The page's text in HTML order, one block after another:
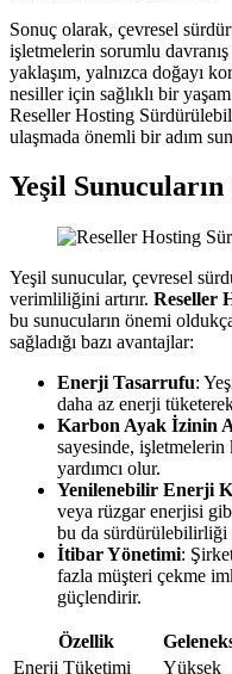
Sonuç olarak, çevresel
işletmelerin sorumlu
yaklaşım, yalnızca doğayı
nesiller için sağlıklı bir
Reseller Hosting
ulaşmada önemli bir adım
Yeşil
Yeşil sunucular, çevresel
verimliliğini artırır. Reseller
bu sunucuların önemi
sağladığı bazı avantajlar:
Enerji Tasarrufu:
daha az enerji
Karbon Ayak İzinin
sayesinde, işletmelerin
yardımcı olur.
Yenilenebilir Enerji
veya rüzgar enerjisi
bu da sürdürülebilirliği
İtibar Yönetimi:
fazla müşteri çekme
güçlendirir.
Özellik
Enerji Tüketimi
Yüksek